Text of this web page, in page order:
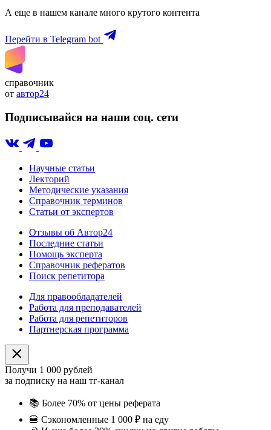
А еще в нашем канале много крутого контента
Перейти в Telegram bot
справочник
от автор24
Подписывайся на наши соц. сети
Научные статьи
Лекторий
Методические указания
Справочник терминов
Статьи от экспертов
Отзывы об Автор24
Последние статьи
Помощь эксперта
Справочник рефератов
Поиск репетитора
Для правообладателей
Работа для преподавателей
Работа для репетиторов
Партнерская программа
Получи 1 000 рублей
за подписку на наш тг-канал
📚 Более 70% от цены реферата
🍔 Сэкономленные 1 000 ₽ на еду